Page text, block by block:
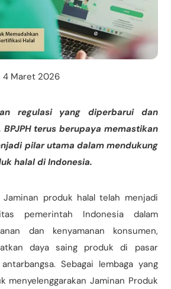
4 Maret 2026
regulasi yang diperbarui dan
terus berupaya memastikan
pilar utama dalam mendukung
halal di Indonesia.
Jaminan produk halal telah menjadi
pemerintah Indonesia dalam
dan kenyamanan konsumen,
daya saing produk di pasar
Sebagai lembaga yang
menyelenggarakan Jaminan Produk